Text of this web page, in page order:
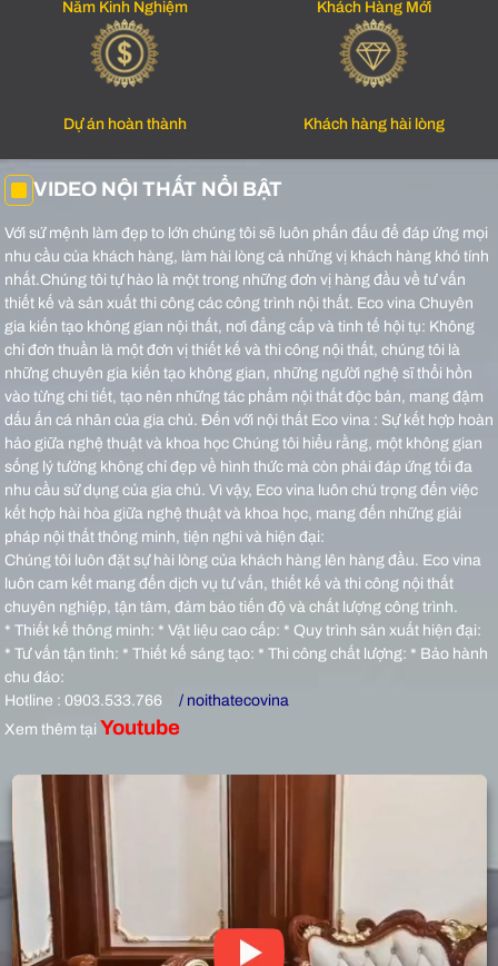
Năm Kinh Nghiệm Khách Hàng Mới
Dự án hoàn thành Khách hàng hài lòng
VIDEO NỘI THẤT NỔI BẬT
Với sứ mệnh làm đẹp to lớn chúng tôi sẽ luôn phấn đấu để đáp ứng mọi
nhu cầu của khách hàng, làm hài lòng cả những vị khách hàng khó tính
nhất.Chúng tôi tự hào là một trong những đơn vị hàng đầu về tư vấn
thiết kế và sản xuất thi công các công trình nội thất. Eco vina Chuyên
gia kiến tạo không gian nội thất, nơi đẳng cấp và tinh tế hội tụ: Không
chỉ đơn thuần là một đơn vị thiết kế và thi công nội thất, chúng tôi là
những chuyên gia kiến tạo không gian, những người nghệ sĩ thổi hồn
vào từng chi tiết, tạo nên những tác phẩm nội thất độc bản, mang đậm
dấu ấn cá nhân của gia chủ. Đến với nội thất Eco vina : Sự kết hợp hoàn
hảo giữa nghệ thuật và khoa học Chúng tôi hiểu rằng, một không gian
sống lý tưởng không chỉ đẹp về hình thức mà còn phải đáp ứng tối đa
nhu cầu sử dụng của gia chủ. Vì vậy, Eco vina luôn chú trọng đến việc
kết hợp hài hòa giữa nghệ thuật và khoa học, mang đến những giải
pháp nội thất thông minh, tiện nghi và hiện đại:
Chúng tôi luôn đặt sự hài lòng của khách hàng lên hàng đầu. Eco vina
luôn cam kết mang đến dịch vụ tư vấn, thiết kế và thi công nội thất
chuyên nghiệp, tận tâm, đảm bảo tiến độ và chất lượng công trình.
* Thiết kế thông minh: * Vật liệu cao cấp: * Quy trình sản xuất hiện đại:
* Tư vấn tận tình: * Thiết kế sáng tạo: * Thi công chất lượng: * Bảo hành
chu đáo:
Hotline : 0903.533.766
/ noithatecovina
Xem thêm tại Youtube